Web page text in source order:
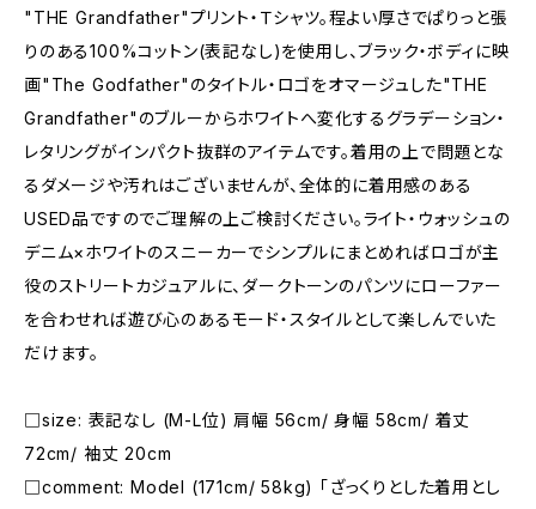
"THE Grandfather"プリント・Ｔシャツ。程よい厚さでぱりっと張
りのある100%コットン(表記なし)を使用し、ブラック・ボディに映
画"The Godfather"のタイトル・ロゴをオマージュした"THE
Grandfather"のブルーからホワイトへ変化するグラデーション・
レタリングがインパクト抜群のアイテムです。着用の上で問題とな
るダメージや汚れはございませんが、全体的に着用感のある
USED品ですのでご理解の上ご検討ください。ライト・ウォッシュの
デニム×ホワイトのスニーカーでシンプルにまとめればロゴが主
役のストリートカジュアルに、ダークトーンのパンツにローファー
を合わせれば遊び心のあるモード・スタイルとして楽しんでいた
だけます。
□size: 表記なし (M-L位) 肩幅 56cm/ 身幅 58cm/ 着丈
72cm/ 袖丈 20cm
□comment: Model (171cm/ 58kg) 「ざっくりとした着用とし